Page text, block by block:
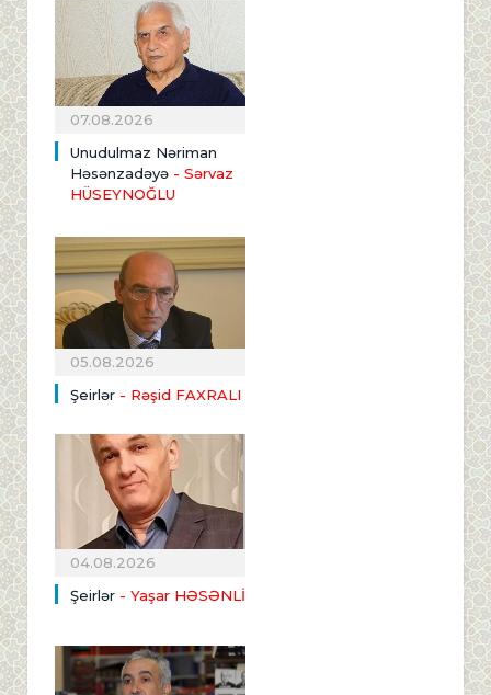
07.08.2026
Unudulmaz Nəriman
Həsənzadəyə - Sərvaz
HÜSEYNOĞLU
05.08.2026
Şeirlər - Rəşid FAXRALI
04.08.2026
Şeirlər - Yaşar HƏSƏNLİ